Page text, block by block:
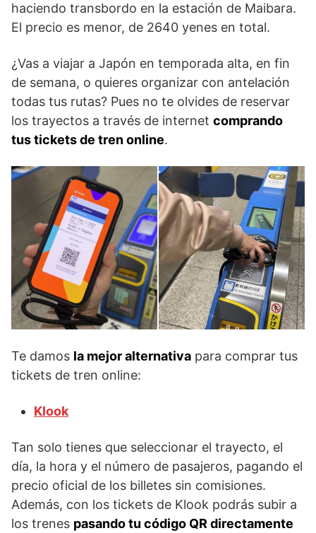
haciendo transbordo en la estación de Maibara.
El precio es menor, de 2640 yenes en total.
¿Vas a viajar a Japón en temporada alta, en fin
de semana, o quieres organizar con antelación
todas tus rutas? Pues no te olvides de reservar
los trayectos a través de internet comprando
tus tickets de tren online.
Te damos la mejor alternativa para comprar tus
tickets de tren online:
Klook
Tan solo tienes que seleccionar el trayecto, el
día, la hora y el número de pasajeros, pagando el
precio oficial de los billetes sin comisiones.
Además, con los tickets de Klook podrás subir a
los trenes pasando tu código QR directamente